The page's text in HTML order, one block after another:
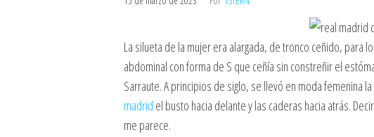
La silueta de la mujer era alargada, de tronco ceñido, para
abdominal con forma de S que ceñía sin constreñir el
Sarraute. A principios de siglo, se llevó en moda femenina
madrid el busto hacia delante y las caderas hacia atrás.
me parece.